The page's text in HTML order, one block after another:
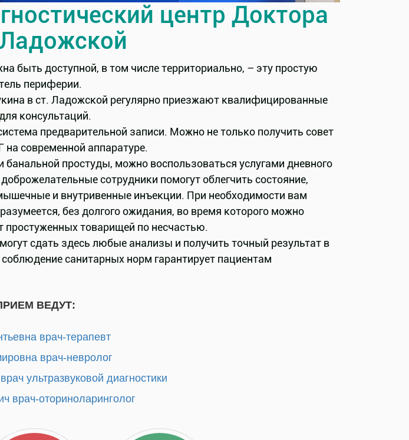
центр Доктора
быть доступной, в том числе территориально, – эту простую
периферии.
в ст. Ладожской регулярно приезжают квалифицированные
консультаций.
предварительной записи. Можно не только получить совет
современной аппаратуре.
простуды, можно воспользоваться услугами дневного
сотрудники помогут облегчить состояние,
и внутривенные инъекции. При необходимости вам
без долгого ожидания, во время которого можно
простуженных товарищей по несчастью.
сдать здесь любые анализы и получить точный результат в
санитарных норм гарантирует пациентам
ВЕДУТ:
врач-терапевт
врач-невролог
ультразвуковой диагностики
врач-оториноларинголог